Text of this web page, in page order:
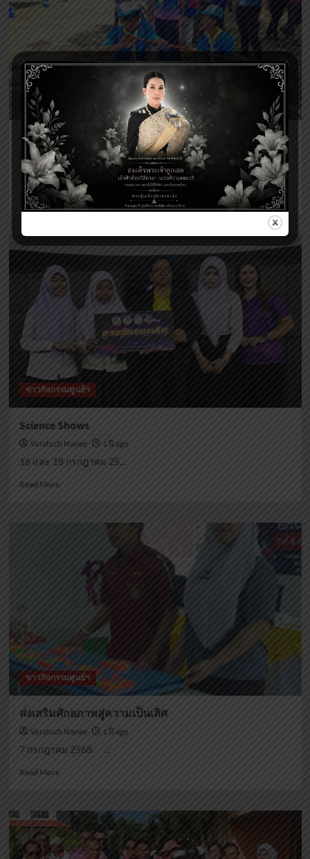
ข่าวกิจกรรมศูนย์ฯ
ค่ายลูกเสือ สกร.ชายแดนใต้
Voratuch Manee
1 ปี ago
20-24 กรกฎาคม 2568 ...
Read MoreRead
more
ลูก
สกร.ชายแดน
ใต้
ข่าวกิจกรรมศูนย์ฯ
Science Shows
Voratuch Manee
1 ปี ago
16 และ 18 กรกฎาคม 25...
Read MoreRead
Science
ข่าวกิจกรรมศูนย์ฯ
ส่งเสริมศักยภาพสู่ความเป็นเลิศ
Voratuch Manee
1 ปี ago
7 กรกฎาคม 2568 ...
Read MoreRead
ส่ง
เสริม
ศักยภาพ
สู่